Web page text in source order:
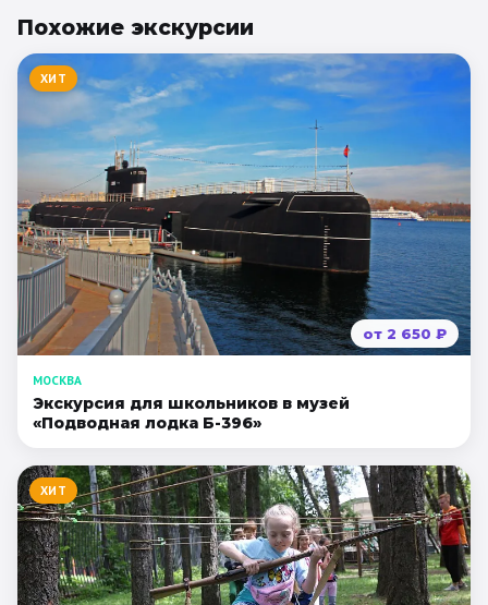
Похожие экскурсии
ХИТ
от 2 650 ₽
МОСКВА
Экскурсия для школьников в музей
«Подводная лодка Б-396»
ХИТ